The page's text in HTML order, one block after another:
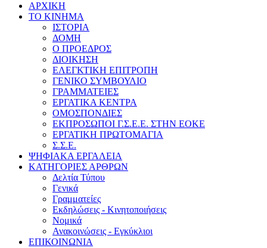
ΑΡΧΙΚΗ
ΤΟ ΚΙΝΗΜΑ
ΙΣΤΟΡΙΑ
ΔΟΜΗ
Ο ΠΡΟΕΔΡΟΣ
ΔΙΟΙΚΗΣΗ
ΕΛΕΓΚΤΙΚΗ ΕΠΙΤΡΟΠΗ
ΓΕΝΙΚΟ ΣΥΜΒΟΥΛΙΟ
ΓΡΑΜΜΑΤΕΙΕΣ
ΕΡΓΑΤΙΚΑ ΚΕΝΤΡΑ
ΟΜΟΣΠΟΝΔΙΕΣ
ΕΚΠΡΟΣΩΠΟΙ Γ.Σ.Ε.Ε. ΣΤΗΝ ΕΟΚΕ
ΕΡΓΑΤΙΚΗ ΠΡΩΤΟΜΑΓΙΑ
Σ.Σ.Ε.
ΨΗΦΙΑΚΑ ΕΡΓΑΛΕΙΑ
ΚΑΤΗΓΟΡΙΕΣ ΑΡΘΡΩΝ
Δελτία Τύπου
Γενικά
Γραμματείες
Εκδηλώσεις - Κινητοποιήσεις
Νομικά
Ανακοινώσεις - Εγκύκλιοι
ΕΠΙΚΟΙΝΩΝΙΑ